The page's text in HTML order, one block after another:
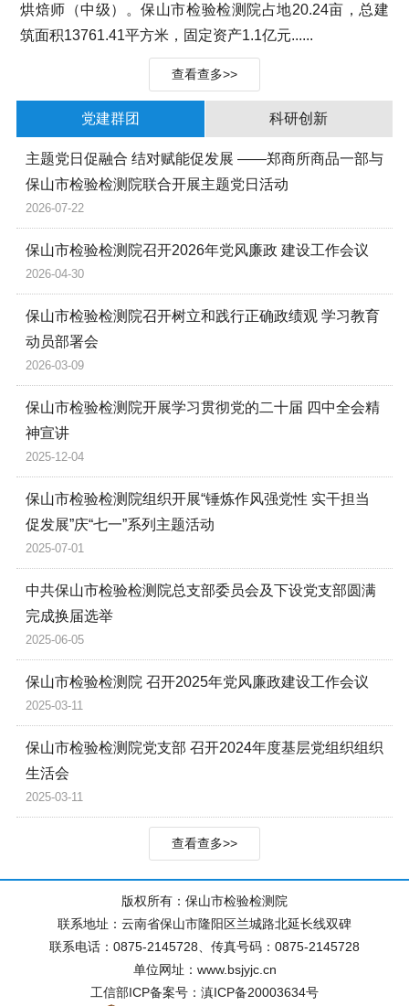
烘焙师（中级）。保山市检验检测院占地20.24亩，总建
筑面积13761.41平方米，固定资产1.1亿元......
查看查多>>
党建群团 科研创新
主题党日促融合 结对赋能促发展 ——郑商所商品一部与
保山市检验检测院联合开展主题党日活动
2026-07-22
保山市检验检测院召开2026年党风廉政 建设工作会议
2026-04-30
保山市检验检测院召开树立和践行正确政绩观 学习教育
动员部署会
2026-03-09
保山市检验检测院开展学习贯彻党的二十届 四中全会精
神宣讲
2025-12-04
保山市检验检测院组织开展“锤炼作风强党性 实干担当
促发展”庆“七一”系列主题活动
2025-07-01
中共保山市检验检测院总支部委员会及下设党支部圆满
完成换届选举
2025-06-05
保山市检验检测院 召开2025年党风廉政建设工作会议
2025-03-11
保山市检验检测院党支部 召开2024年度基层党组织组织
生活会
2025-03-11
查看查多>>
版权所有：保山市检验检测院
联系地址：云南省保山市隆阳区兰城路北延长线双碑
联系电话：0875-2145728、传真号码：0875-2145728
单位网址：www.bsjyjc.cn
工信部ICP备案号：滇ICP备20003634号